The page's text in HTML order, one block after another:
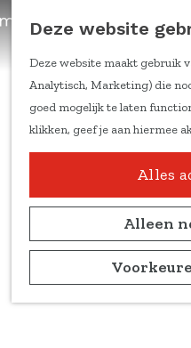
Deze website
Deze website maakt gebruik
Analytisch, Marketing) die
goed mogelijk te laten
klikken, geef je aan hiermee
Alles
Alleen